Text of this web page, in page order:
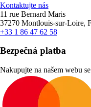
Kontaktujte nás
11 rue Bernard Maris
37270 Montlouis-sur-Loire,
+33 1 86 47 62 58
Bezpečná platba
Nakupujte na našem webu